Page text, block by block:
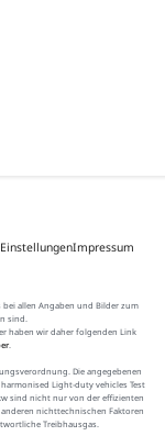
Impressum
allen Angaben und Bilder zum
sind.
haben wir daher folgenden Link
.
Die angegebenen
Light-duty vehicles Test
sind nicht nur von der effizienten
nichttechnischen Faktoren
Treibhausgas.